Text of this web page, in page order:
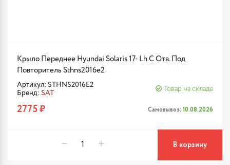
Крыло Переднее Hyundai Solaris 17- Lh С Отв. Под
Повторитель Sthns2016e2
Артикул: STHNS2016E2
Бренд: SAT
Товар на складе
2775 ₽ Самовывоз: 10.08.2026
В корзину